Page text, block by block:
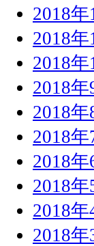
2018年
2018年
2018年
2018年
2018年
2018年
2018年
2018年
2018年
2018年